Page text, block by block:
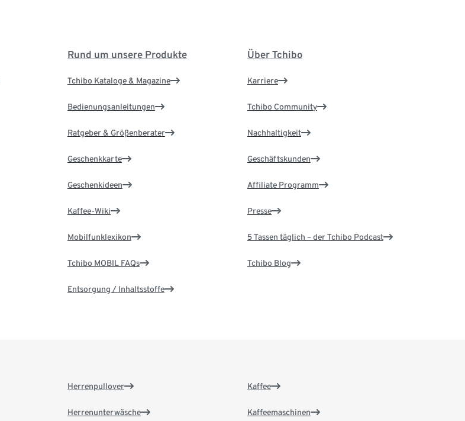
Rund um unsere Produkte
Tchibo Kataloge & Magazine
Bedienungsanleitungen
Ratgeber & Größenberater
Geschenkkarte
Geschenkideen
Kaffee-Wiki
Mobilfunklexikon
Tchibo MOBIL FAQs
Entsorgung / Inhaltsstoffe
Über Tchibo
Karriere
Tchibo Community
Nachhaltigkeit
Geschäftskunden
Affiliate Programm
Presse
5 Tassen täglich – der Tchibo Podcast
Tchibo Blog
Herrenpullover
Herrenunterwäsche
Kaffee
Kaffeemaschinen